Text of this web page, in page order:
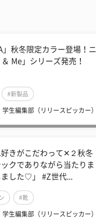
秋冬限定カラー登場！ニ
＆ Me」シリーズ発売！
#新製品
生編集部（リリースピッカー）
好きがこだわって✕２秋冬
クでありながら当たりま
した♡」 #Z世代...
#靴
生編集部（リリースピッカー）